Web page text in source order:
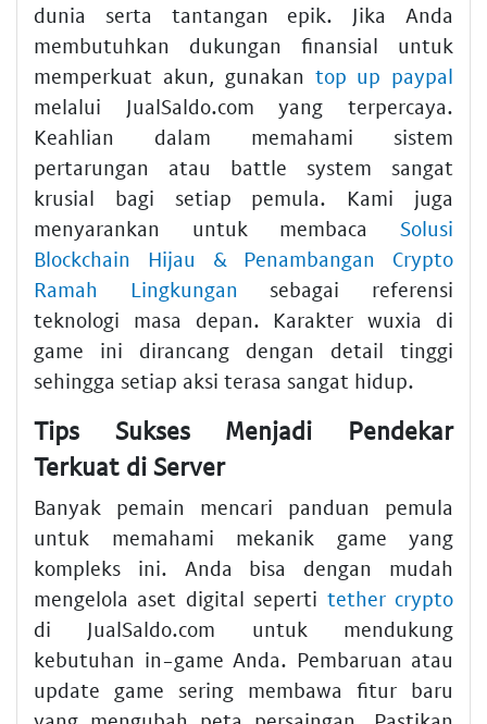
dunia serta tantangan epik. Jika Anda
membutuhkan dukungan finansial untuk
memperkuat akun, gunakan top up paypal
melalui JualSaldo.com yang terpercaya.
Keahlian dalam memahami sistem
pertarungan atau battle system sangat
krusial bagi setiap pemula. Kami juga
menyarankan untuk membaca Solusi
Blockchain Hijau & Penambangan Crypto
Ramah Lingkungan sebagai referensi
teknologi masa depan. Karakter wuxia di
game ini dirancang dengan detail tinggi
sehingga setiap aksi terasa sangat hidup.
Tips Sukses Menjadi Pendekar
Terkuat di Server
Banyak pemain mencari panduan pemula
untuk memahami mekanik game yang
kompleks ini. Anda bisa dengan mudah
mengelola aset digital seperti tether crypto
di JualSaldo.com untuk mendukung
kebutuhan in-game Anda. Pembaruan atau
update game sering membawa fitur baru